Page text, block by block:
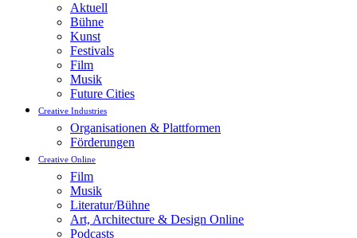
Aktuell
Bühne
Kunst
Festivals
Film
Musik
Future Cities
Creative Industries
Organisationen & Plattformen
Förderungen
Creative Online
Film
Musik
Literatur/Bühne
Art, Architecture & Design Online
Podcasts